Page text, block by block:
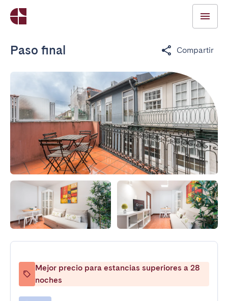
Paso final Compartir
Mejor precio para estancias superiores a 28
noches